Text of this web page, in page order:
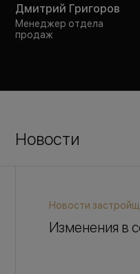
Дмитрий Григоров
Менеджер отдела
продаж
Новости
Новости
Изменения в